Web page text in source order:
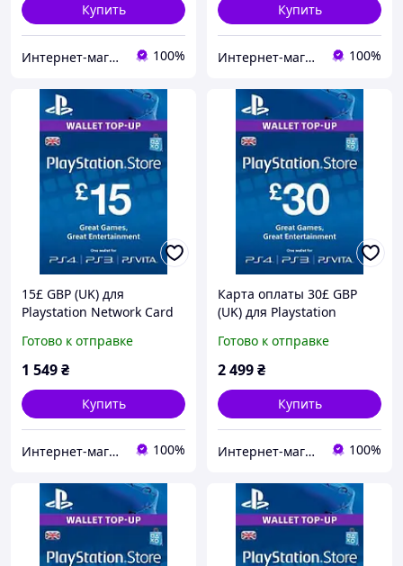
Купить
Интернет-магазин "Digital Product" 100%
Купить
Интернет-магазин "KeyStoreGame" 100%
15£ GBP (UK) для
Playstation Network Card
PlayStation Store/PSN)
Готово к отправке
1 549₴
Купить
Интернет-магазин "Digital Product" 100%
Карта оплаты 30£ GBP
(UK) для Playstation
Kingdom, PlayStation
Store/PSN)
Готово к отправке
2 499₴
Купить
Интернет-магазин "KeyStoreGame" 100%